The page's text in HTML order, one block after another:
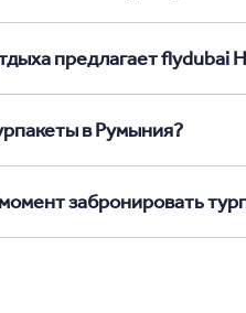
предлагает flydubai
в Румыния?
забронировать